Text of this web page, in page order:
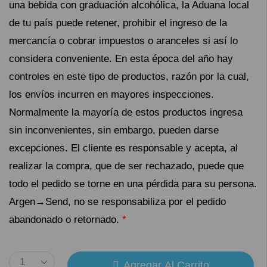
una bebida con graduación alcohólica, la Aduana local
de tu país puede retener, prohibir el ingreso de la
mercancía o cobrar impuestos o aranceles si así lo
considera conveniente. En esta época del año hay
controles en este tipo de productos, razón por la cual,
los envíos incurren en mayores inspecciones.
Normalmente la mayoría de estos productos ingresa
sin inconvenientes, sin embargo, pueden darse
excepciones. El cliente es responsable y acepta, al
realizar la compra, que de ser rechazado, puede que
todo el pedido se torne en una pérdida para su persona.
Argen→Send, no se responsabiliza por el pedido
abandonado o retornado. *